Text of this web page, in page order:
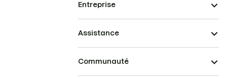
Entreprise
Assistance
Communauté